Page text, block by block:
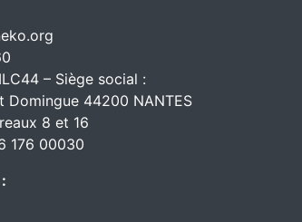
– Siège social :
Domingue 44200 NANTES
8 et 16
176 00030